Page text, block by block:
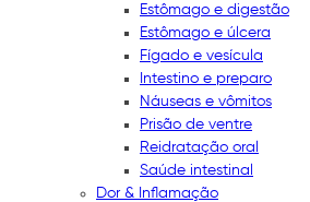
Estômago e digestão
Estômago e úlcera
Fígado e vesícula
Intestino e preparo
Náuseas e vômitos
Prisão de ventre
Reidratação oral
Saúde intestinal
Dor & Inflamação